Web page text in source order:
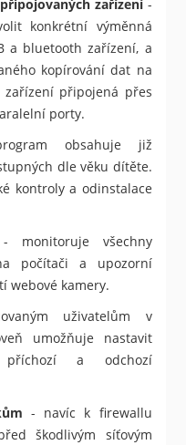
zařízení-
konkrétní výměnná
a bluetooth zařízení, a
kopírování dat na
připojená přes
porty.
obsahuje již
dle věku dítěte.
kontroly a odinstalace
monitoruje všechny
počítači a upozorní
webové kamery.
uživatelům v
umožňuje nastavit
příchozí a odchozí
- navíc k firewallu
škodlivým síťovým